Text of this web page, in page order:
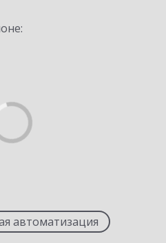
автоматизация